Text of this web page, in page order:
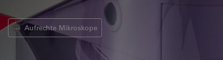
⋯ Aufrechte Mikroskope